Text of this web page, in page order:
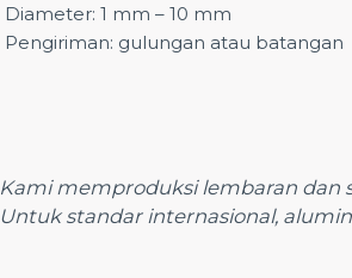
Diameter: 1 mm – 10 mm
Pengiriman: gulungan atau batangan
Kami memproduksi lembaran
Untuk standar internasional,